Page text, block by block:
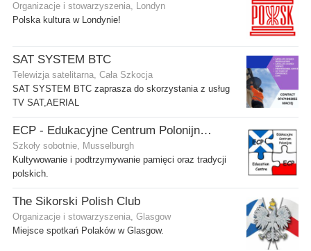
Organizacje i stowarzyszenia, Londyn
Polska kultura w Londynie!
SAT SYSTEM BTC
Telewizja satelitarna, Cała Szkocja
SAT SYSTEM BTC zaprasza do skorzystania z usług
TV SAT,AERIAL
ECP - Edukacyjne Centrum Polonijne SCIO - Musselburgh
Szkoły sobotnie, Musselburgh
Kultywowanie i podtrzymywanie pamięci oraz tradycji
polskich.
The Sikorski Polish Club
Organizacje i stowarzyszenia, Glasgow
Miejsce spotkań Polaków w Glasgow.